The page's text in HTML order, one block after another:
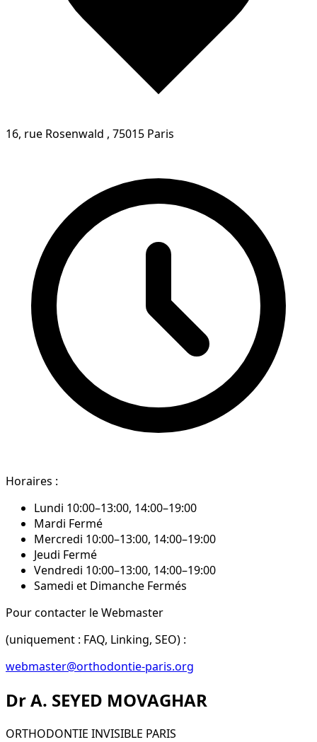
16, rue Rosenwald , 75015 Paris
Horaires :
Lundi 10:00–13:00, 14:00–19:00
Mardi Fermé
Mercredi 10:00–13:00, 14:00–19:00
Jeudi Fermé
Vendredi 10:00–13:00, 14:00–19:00
Samedi et Dimanche Fermés
Pour contacter le Webmaster
(uniquement : FAQ, Linking, SEO) :
webmaster@orthodontie-paris.org
Dr A. SEYED MOVAGHAR
ORTHODONTIE INVISIBLE PARIS